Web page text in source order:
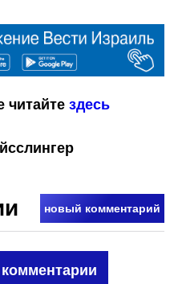
читайте здесь
новый комментарий